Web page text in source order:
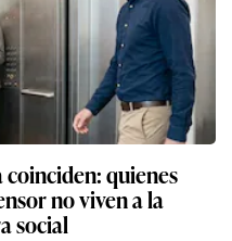
quienes
no viven a la
social